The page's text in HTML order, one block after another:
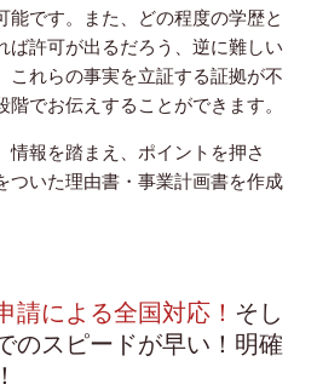
能です。また、どの程度の学歴と
ば許可が出るだろう、逆に難しい
これらの事実を立証する証拠が不
でお伝えすることができます。
情報を踏まえ、ポイントを押さ
ついた理由書・事業計画書を作成
請による全国対応！ そし
のスピードが早い！明確